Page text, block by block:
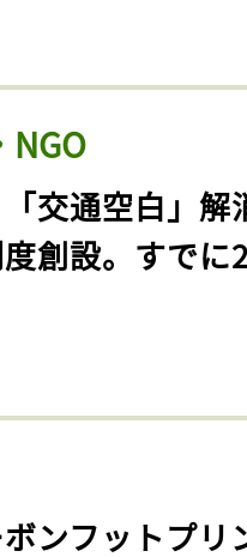
NGO
「交通空白」解
創設。すでに
ボンフットプリ